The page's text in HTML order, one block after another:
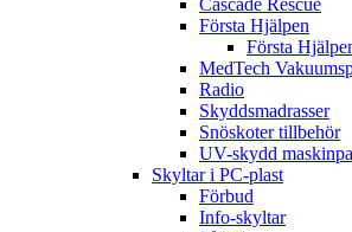
Cascade Rescue
Första Hjälpen
Första
MedTech
Radio
Skyddsmadrasser
Snöskoter tillbehör
UV-skydd
Skyltar i PC-plast
Förbud
Info-skyltar